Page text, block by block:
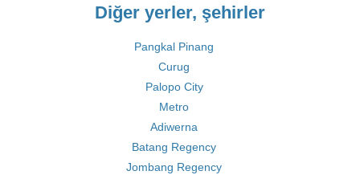
Diğer yerler, şehirler
Pangkal Pinang
Curug
Palopo City
Metro
Adiwerna
Batang Regency
Jombang Regency